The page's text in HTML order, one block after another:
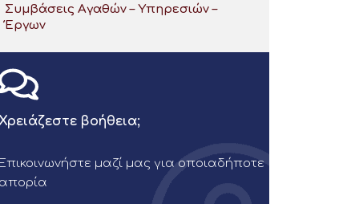
Συμβάσεις Αγαθών – Υπηρεσιών –
Έργων
Χρειάζεστε βοήθεια;
Επικοινωνήστε μαζί μας για οποιαδήποτε
απορία